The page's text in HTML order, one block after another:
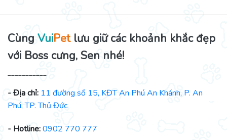
Cùng VuiPetlưu giữ các khoảnh khắc đẹp
với Boss cưng, Sen nhé!
- Địa chỉ: 11 đường số 15, KĐT An Phú An Khánh, P. An
Phú, TP. Thủ Đức
- Hotline:0902 770 777